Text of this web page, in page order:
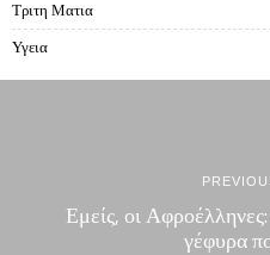
Τριτη Ματια
Υγεια
Εμείς, οι
γέφυρα